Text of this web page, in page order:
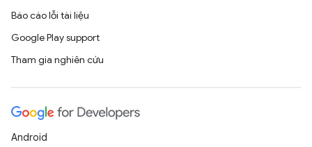
Báo cáo lỗi tài liệu
Google Play support
Tham gia nghiên cứu
Android